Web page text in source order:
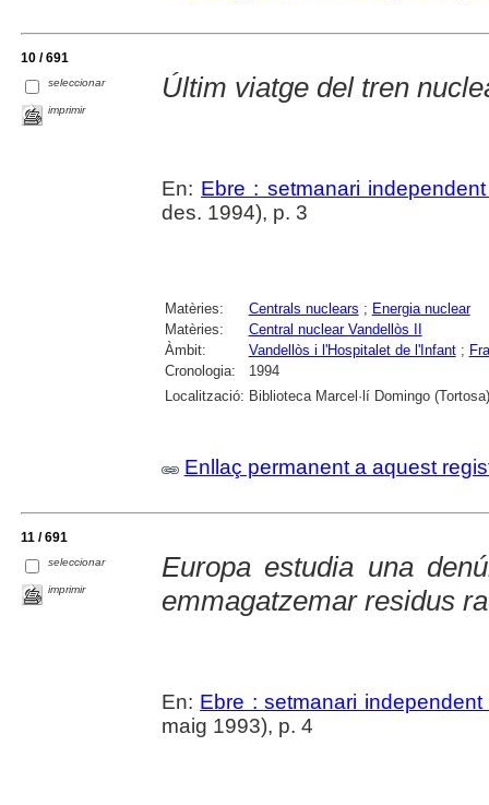
10 / 691
seleccionar
imprimir
Últim viatge del tren
En: Ebre : setmanari
des. 1994), p. 3
Matèries: Centrals nuclears ; Energia nuclear
Matèries:
Central nuclear Vandellòs II
Àmbit:
Vandellòs i l'Hospitalet de l'Infant;
Cronologia:
1994
Localització: Biblioteca Marcel·lí Domingo (Tortosa)
Enllaç permanent a aquest
11 / 691
seleccionar
imprimir
Europa estudia una
emmagatzemar residus
En: Ebre : setmanari
maig 1993), p. 4